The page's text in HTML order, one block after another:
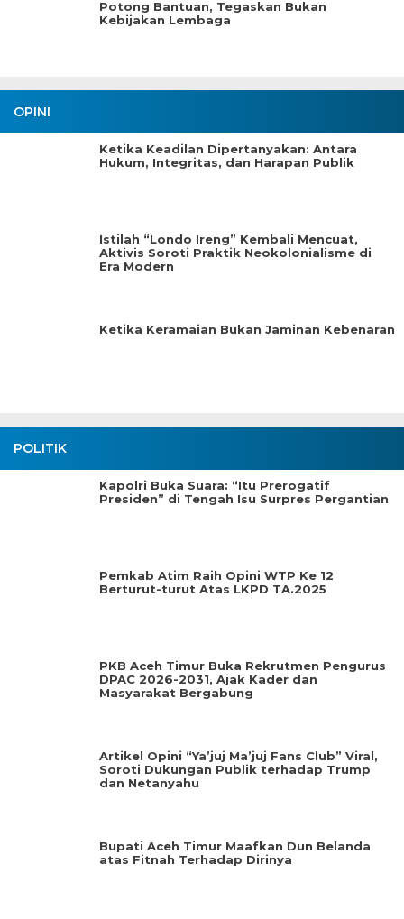
Potong Bantuan, Tegaskan Bukan
Kebijakan Lembaga
OPINI
Ketika Keadilan Dipertanyakan: Antara
Hukum, Integritas, dan Harapan Publik
Istilah “Londo Ireng” Kembali Mencuat,
Aktivis Soroti Praktik Neokolonialisme di
Era Modern
Ketika Keramaian Bukan Jaminan Kebenaran
POLITIK
Kapolri Buka Suara: “Itu Prerogatif
Presiden” di Tengah Isu Surpres Pergantian
Pemkab Atim Raih Opini WTP Ke 12
Berturut-turut Atas LKPD TA.2025
PKB Aceh Timur Buka Rekrutmen Pengurus
DPAC 2026-2031, Ajak Kader dan
Masyarakat Bergabung
Artikel Opini “Ya’juj Ma’juj Fans Club” Viral,
Soroti Dukungan Publik terhadap Trump
dan Netanyahu
Bupati Aceh Timur Maafkan Dun Belanda
atas Fitnah Terhadap Dirinya